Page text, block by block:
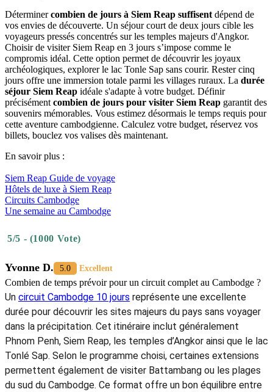
Déterminercombien de jours à Siem Reap suffisent dépend de
vos envies de découverte. Un séjour court de deux jours cible les
voyageurs pressés concentrés sur les temples majeurs d'Angkor.
Choisir de visiter Siem Reap en 3 jours s’impose comme le
compromis idéal. Cette option permet de découvrir les joyaux
archéologiques, explorer le lac Tonle Sap sans courir. Rester cinq
jours offre une immersion totale parmi les villages ruraux. La durée
séjour Siem Reap idéale s'adapte à votre budget. Définir
précisément combien de jours pour visiter Siem Reap garantit des
souvenirs mémorables. Vous estimez désormais le temps requis pour
cette aventure cambodgienne. Calculez votre budget, réservez vos
billets, bouclez vos valises dès maintenant.
En savoir plus :
Siem Reap Guide de voyage
Hôtels de luxe à Siem Reap‎
Circuits Cambodge
Une semaine au Cambodge
5/5 - (1000 Vote)
Yvonne D. 5.0 Excellent
Combien de temps prévoir pour un circuit complet au Cambodge ?
Un circuit Cambodge 10 jours représente une excellente
durée pour découvrir les sites majeurs du pays sans voyager
dans la précipitation. Cet itinéraire inclut généralement
Phnom Penh, Siem Reap, les temples d’Angkor ainsi que le lac
Tonlé Sap. Selon le programme choisi, certaines extensions
permettent également de visiter Battambang ou les plages
du sud du Cambodge. Ce format offre un bon équilibre entre